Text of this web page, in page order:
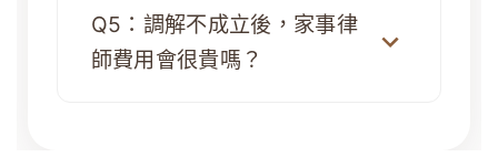
Q5：調解不成立後，家事律
師費用會很貴嗎？